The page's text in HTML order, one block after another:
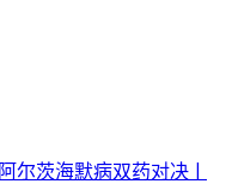
阿尔茨海默病双药对决ￜ